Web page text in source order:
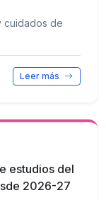
cuidados de
Leer más
estudios del
2026-27